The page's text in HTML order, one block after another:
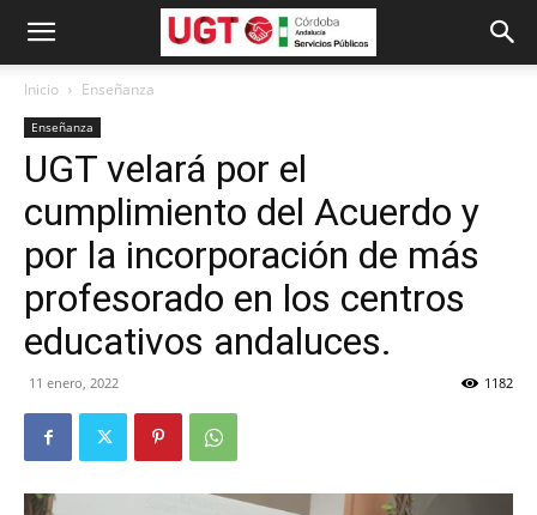
Inicio Enseñanza
Enseñanza
UGT velará por el
cumplimiento del Acuerdo y
por la incorporación de más
profesorado en los centros
educativos andaluces.
11 enero, 2022 1182